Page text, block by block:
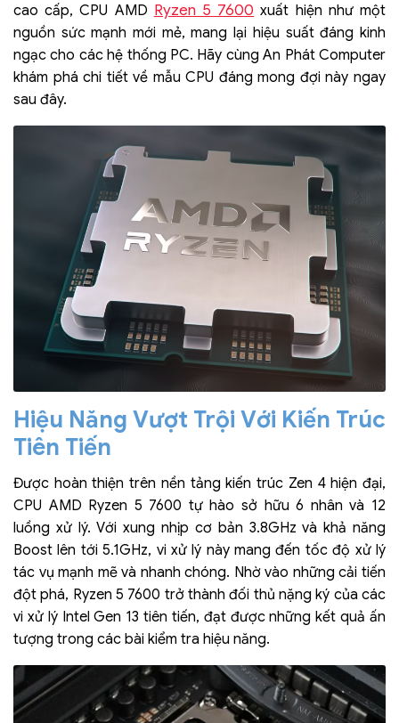
cao cấp, CPU AMD Ryzen 5 7600 xuất hiện như một
nguồn sức mạnh mới mẻ, mang lại hiệu suất đáng kinh
ngạc cho các hệ thống PC. Hãy cùng An Phát Computer
khám phá chi tiết về mẫu CPU đáng mong đợi này ngay
sau đây.
Hiệu Năng Vượt Trội Với Kiến Trúc
Tiên Tiến
Được hoàn thiện trên nền tảng kiến trúc Zen 4 hiện đại,
CPU AMD Ryzen 5 7600 tự hào sở hữu 6 nhân và 12
luồng xử lý. Với xung nhịp cơ bản 3.8GHz và khả năng
Boost lên tới 5.1GHz, vi xử lý này mang đến tốc độ xử lý
tác vụ mạnh mẽ và nhanh chóng. Nhờ vào những cải tiến
đột phá, Ryzen 5 7600 trở thành đối thủ nặng ký của các
vi xử lý Intel Gen 13 tiên tiến, đạt được những kết quả ấn
tượng trong các bài kiểm tra hiệu năng.